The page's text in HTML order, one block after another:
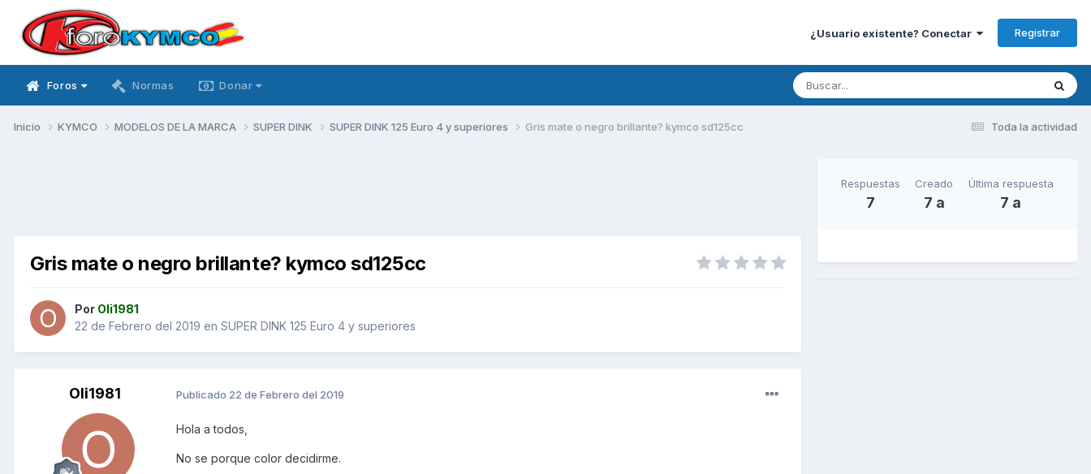
¿Usuario existente? Conectar Registrar
Foros Normas Donar
Toda la actividad
Inicio KYMCO MODELOS DE LA MARCA SUPER DINK SUPER DINK 125 Euro 4 y superiores Gris mate o negro brillante? kymco sd125cc
Gris mate o negro brillante? kymco sd125cc
Por Oli1981
22 de Febrero del 2019 en SUPER DINK 125 Euro 4 y superiores
Oli1981 Publicado 22 de Febrero del 2019
Hola a todos,
No se porque color decidirme.
Respuestas
7
Creado
7 a
Última respuesta
7 a